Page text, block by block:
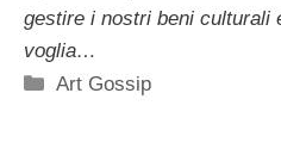
gestire i nostri beni culturali
voglia…
Categorie
Art Gossip